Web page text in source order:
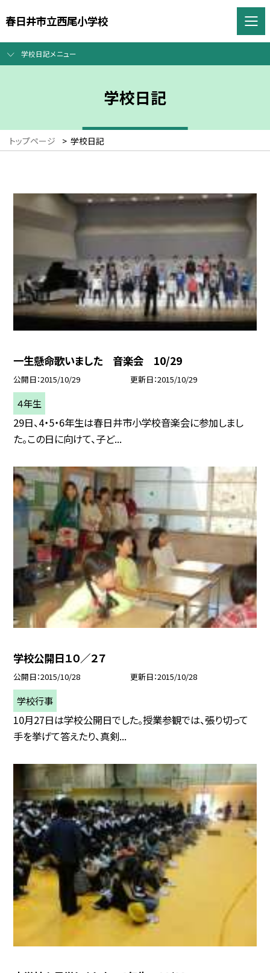
春日井市立西尾小学校
学校日記メニュー
学校日記
トップページ > 学校日記
一生懸命歌いました 音楽会 10/29
公開日 2015/10/29 更新日 2015/10/29
４年生
29日、4・5・6年生は春日井市小学校音楽会に参加しまし
た。この日に向けて、子ど...
学校公開日１０／２７
公開日 2015/10/28 更新日 2015/10/28
学校行事
10月27日は学校公開日でした。授業参観では、張り切って
手を挙げて答えたり、真剣...